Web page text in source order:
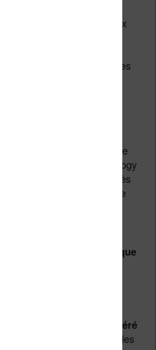
avec de nombreux
(Image Comics,
Comics, Archie
la plateforme propose des
milliers de titre à son
en streaming.
Comixology
2021 que Amazon tente
l’offre de Comixology
Amazon Kindle. Mais, après
infructueuses, cette
pas avoir été
Amazon vient d’annoncer que
Comixology ne
plus à partir du 4
du catalogue sera transféré
Amazon Kindle
. Pour les